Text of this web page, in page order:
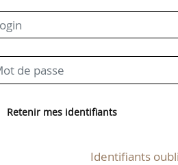
Retenir mes identifiants
Identifiants